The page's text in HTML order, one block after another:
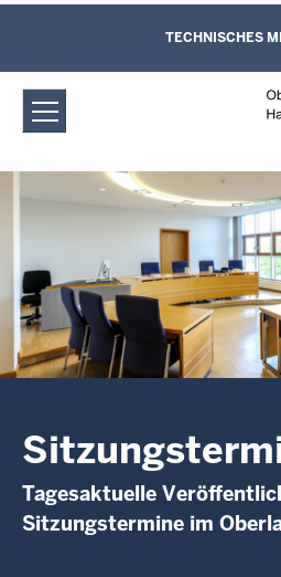
Oberlandesgericht
Sitzungstermine
Direkt zum Inhalt
Leichte Sprache,
und Kontaktformular
TECHNISCHES
Tagesaktuelle
Sitzungstermine im